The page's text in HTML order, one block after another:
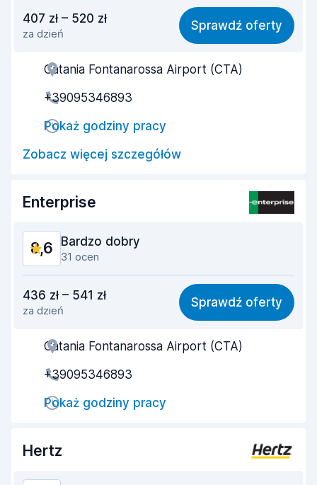
8,2
Łatwość znalezienia 8,4
Pomocność przedstawiciela
Szybkość odbioru
Szybkość zwrotu
Czystość samochodu
Stan samochodu 8,6
407 zł – 520 zł
za dzień
Sprawdź oferty
Catania Fontanarossa Airport (CTA)
+39095346893
Pokaż godziny pracy
Zobacz więcej szczegółów
Enterprise
8,6 Bardzo dobry
31 ocen
8,1
Łatwość znalezienia 8,8
Pomocność przedstawiciela
Szybkość odbioru
Szybkość zwrotu
8,9
436 zł – 541 zł
za dzień
Sprawdź oferty
Catania Fontanarossa Airport (CTA)
+39095346893
Pokaż godziny pracy
Hertz